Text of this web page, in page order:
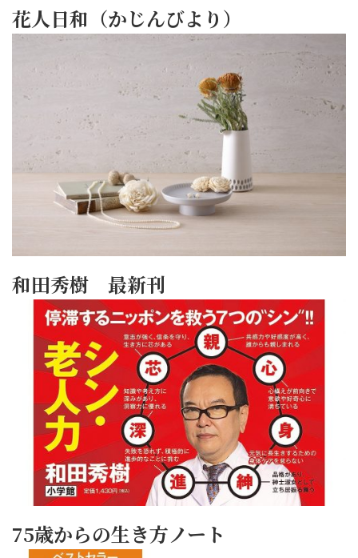
花人日和（かじんびより）
和田秀樹 最新刊
75歳からの生き方ノート